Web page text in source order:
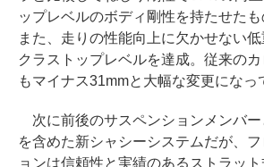
ップレベルのボディ剛性を持たせたも
また、走りの性能向上に欠かせない
クラストップレベルを達成。従来の
もマイナス31mmと大幅な変更になっ
次に前後のサスペンションメンバー
を含めた新シャシーシステムだが、
ョンは信頼性と実績のあるストラッ